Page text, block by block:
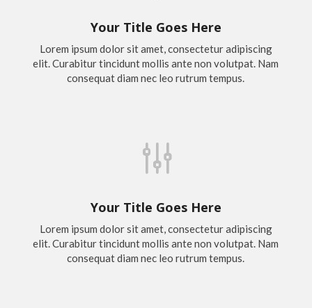
Your Title Goes Here
Lorem ipsum dolor sit amet, consectetur adipiscing
elit. Curabitur tincidunt mollis ante non volutpat. Nam
consequat diam nec leo rutrum tempus.
g
Your Title Goes Here
Lorem ipsum dolor sit amet, consectetur adipiscing
elit. Curabitur tincidunt mollis ante non volutpat. Nam
consequat diam nec leo rutrum tempus.